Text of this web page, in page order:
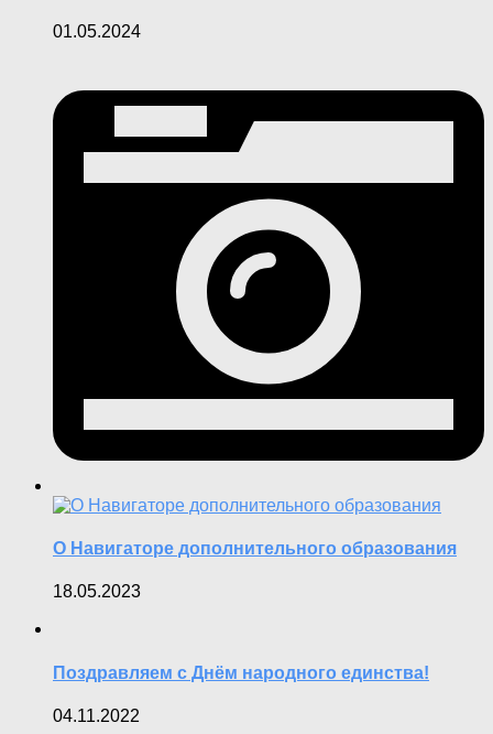
01.05.2024
О Навигаторе дополнительного образования
18.05.2023
Поздравляем с Днём народного единства!
04.11.2022